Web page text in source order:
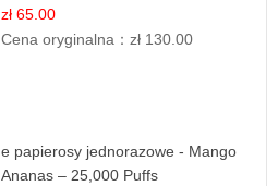
zł 65.00
Cena oryginalna：zł 130.00
e papierosy jednorazowe - Mango
Ananas – 25,000 Puffs